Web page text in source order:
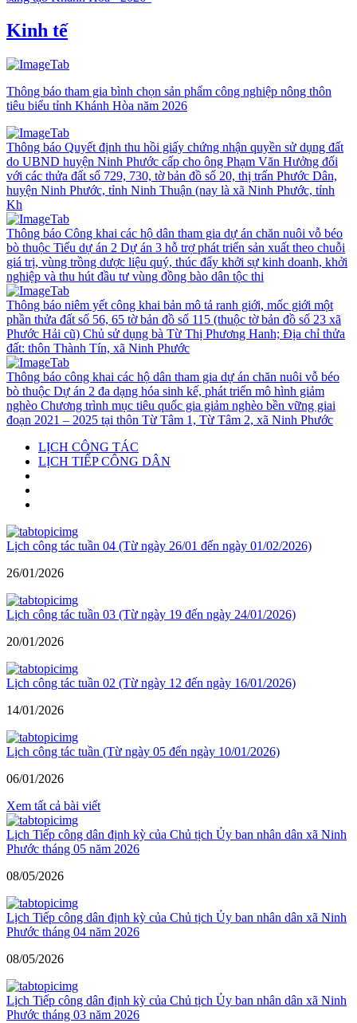
Kinh tế
Thông báo tham gia bình chọn sản phẩm công nghiệp nông thôn
tiêu biểu tỉnh Khánh Hòa năm 2026
Thông báo Quyết định thu hồi giấy chứng nhận quyền sử dụng đất
do UBND huyện Ninh Phước cấp cho ông Phạm Văn Hưởng đối
với các thửa đất số 729, 730, tờ bản đồ số 20, thị trấn Phước Dân,
huyện Ninh Phước, tỉnh Ninh Thuận (nay là xã Ninh Phước, tỉnh
Kh
Thông báo Công khai các hộ dân tham gia dự án chăn nuôi vỗ béo
bò thuộc Tiểu dự án 2 Dự án 3 hỗ trợ phát triển sản xuất theo chuỗi
giá trị, vùng trồng dược liệu quý, thúc đẩy khởi sự kinh doanh, khởi
nghiệp và thu hút đầu tư vùng đồng bào dân tộc thi
Thông báo niêm yết công khai bản mô tả ranh giới, mốc giới một
phần thửa đất số 56, 65 tờ bản đồ số 115 (thuộc tờ bản đồ số 23 xã
Phước Hải cũ) Chủ sử dụng bà Từ Thị Phương Hanh; Địa chỉ thửa
đất: thôn Thành Tín, xã Ninh Phước
Thông báo công khai các hộ dân tham gia dự án chăn nuôi vỗ béo
bò thuộc Dự án 2 đa dạng hóa sinh kế, phát triển mô hình giảm
nghèo Chương trình mục tiêu quốc gia giảm nghèo bền vững giai
đoạn 2021 – 2025 tại thôn Từ Tâm 1, Từ Tâm 2, xã Ninh Phước
LỊCH CÔNG TÁC
LỊCH TIẾP CÔNG DÂN
Lịch công tác tuần 04 (Từ ngày 26/01 đến ngày 01/02/2026)
26/01/2026
Lịch công tác tuần 03 (Từ ngày 19 đến ngày 24/01/2026)
20/01/2026
Lịch công tác tuần 02 (Từ ngày 12 đến ngày 16/01/2026)
14/01/2026
Lịch công tác tuần (Từ ngày 05 đến ngày 10/01/2026)
06/01/2026
Xem tất cả bài viết
Lịch Tiếp công dân định kỳ của Chủ tịch Ủy ban nhân dân xã Ninh
Phước tháng 05 năm 2026
08/05/2026
Lịch Tiếp công dân định kỳ của Chủ tịch Ủy ban nhân dân xã Ninh
Phước tháng 04 năm 2026
08/05/2026
Lịch Tiếp công dân định kỳ của Chủ tịch Ủy ban nhân dân xã Ninh
Phước tháng 03 năm 2026